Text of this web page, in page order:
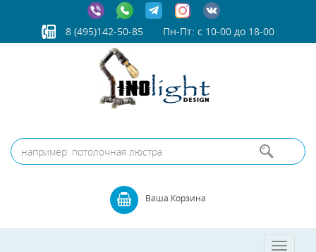
8 (495)142-50-85 Пн-Пт: с 10-00 до 18-00
Ваша Корзина
Toggle